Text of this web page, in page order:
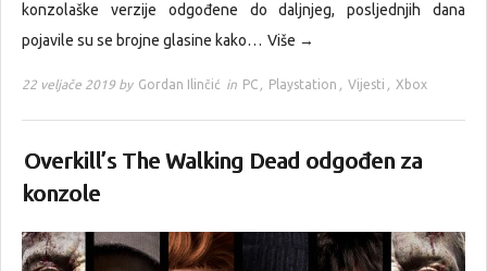
konzolaške verzije odgođene do daljnjeg, posljednjih dana
pojavile su se brojne glasine kako… Više →
22 veljače 2019 by Gordan Ilinčić in PC , Playstation , Vijesti , Xbox
Overkill’s The Walking Dead odgođen za
konzole